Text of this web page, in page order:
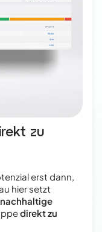
zu
erst dann,
hier setzt
nachhaltige
direkt zu